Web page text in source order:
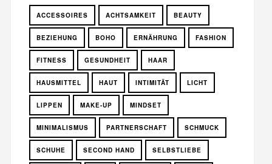
ACCESSOIRES ACHTSAMKEIT BEAUTY
BEZIEHUNG BOHO ERNÄHRUNG FASHION
FITNESS GESUNDHEIT HAAR
HAUSMITTEL HAUT INTIMITÄT LICHT
LIPPEN MAKE-UP MINDSET
MINIMALISMUS PARTNERSCHAFT SCHMUCK
SCHUHE SECOND HAND SELBSTLIEBE